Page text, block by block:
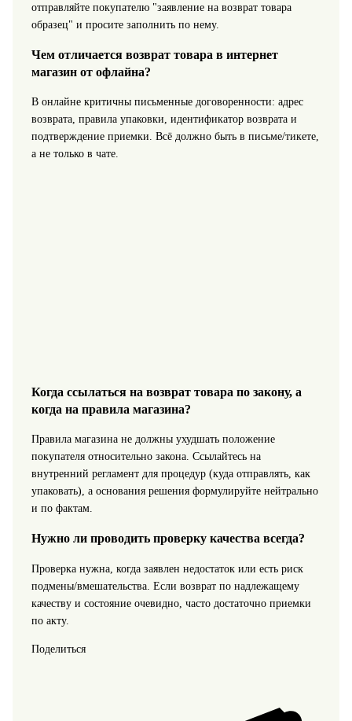
отправляйте покупателю "заявление на возврат товара
образец" и просите заполнить по нему.
Чем отличается возврат товара в интернет
магазин от офлайна?
В онлайне критичны письменные договоренности: адрес
возврата, правила упаковки, идентификатор возврата и
подтверждение приемки. Всё должно быть в письме/тикете,
а не только в чате.
Когда ссылаться на возврат товара по закону, а
когда на правила магазина?
Правила магазина не должны ухудшать положение
покупателя относительно закона. Ссылайтесь на
внутренний регламент для процедур (куда отправлять, как
упаковать), а основания решения формулируйте нейтрально
и по фактам.
Нужно ли проводить проверку качества всегда?
Проверка нужна, когда заявлен недостаток или есть риск
подмены/вмешательства. Если возврат по надлежащему
качеству и состояние очевидно, часто достаточно приемки
по акту.
Поделиться